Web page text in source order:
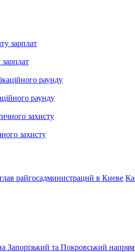
раунду
захисту
райгосадминистраций в Киеве
Запорізький та Покровський